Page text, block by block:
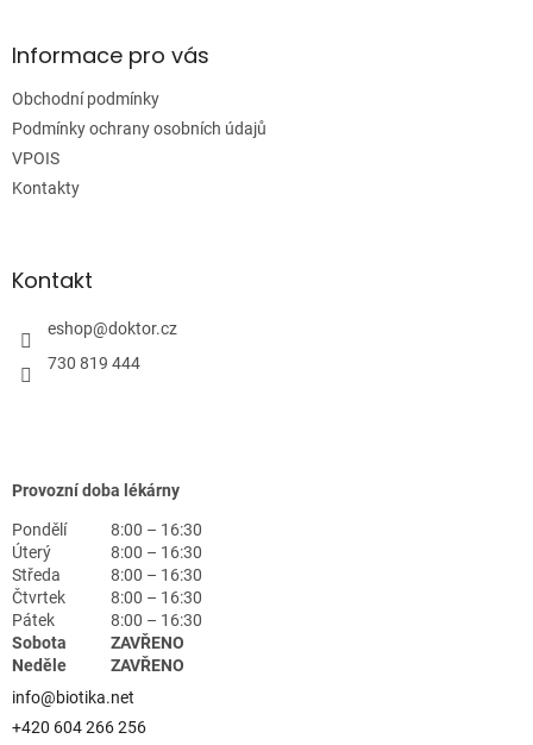
aInformace pro vás
Obchodní podmínky
Podmínky ochrany osobních údajů
VPOIS
Kontakty
Kontakt
eshop@doktor.cz
730 819 444
Provozní doba lékárny
Pondělí
8:00 – 16:30
Úterý
8:00 – 16:30
Středa
8:00 – 16:30
Čtvrtek
8:00 – 16:30
Pátek
8:00 – 16:30
Sobota
ZAVŘENO
Neděle
ZAVŘENO
info@biotika.net
+420 604 266 256